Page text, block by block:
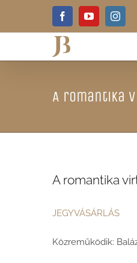
FacebookYouTube
A romantika
A romantika
JEGYVÁSÁRLÁS
Közreműködik: